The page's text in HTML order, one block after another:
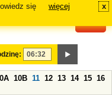
się
więcej x
10B 11 12 13 14 15 16